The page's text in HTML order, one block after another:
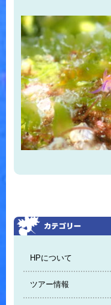
HPについて
ツアー情報